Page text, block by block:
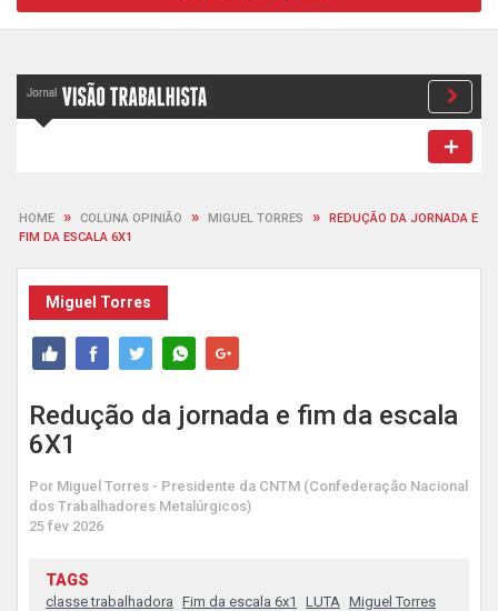
HOME » COLUNA OPINIÃO » MIGUEL TORRES »
REDUÇÃO DA JORNADA E
FIM DA ESCALA 6X1
Miguel Torres
Redução da jornada e fim da escala
6X1
Por Miguel Torres - Presidente da CNTM (Confederação Nacional
dos Trabalhadores Metalúrgicos)
25 fev 2026
TAGS
classe trabalhadora Fim da escala 6x1 LUTA Miguel Torres